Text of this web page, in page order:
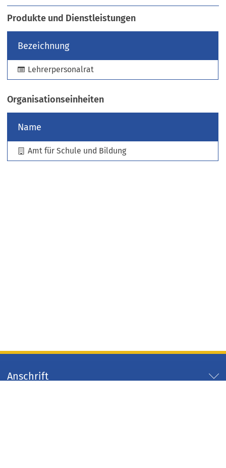
m
n
e
n
T
a
)
Produkte und Dienstleistungen
Bezeichnung
Lehrerpersonalrat
Organisationseinheiten
Name
Amt für Schule und Bildung
Anschrift